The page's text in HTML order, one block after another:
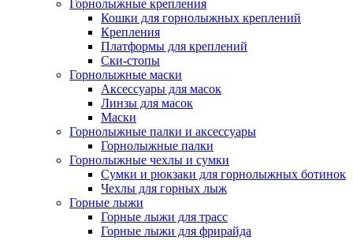
Горнолыжные крепления
Кошки для горнолыжных креплений
Крепления
Платформы для креплений
Ски-стопы
Горнолыжные маски
Аксессуары для масок
Линзы для масок
Маски
Горнолыжные палки и аксессуары
Горнолыжные палки
Горнолыжные чехлы и сумки
Сумки и рюкзаки для горнолыжных ботинок
Чехлы для горных лыж
Горные лыжи
Горные лыжи для трасс
Горные лыжи для фрирайда